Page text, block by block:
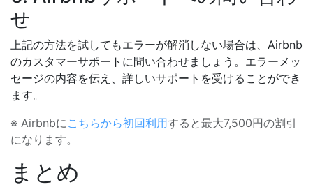
せ
上記の方法を試してもエラーが解消しない場合は、Airbnb
のカスタマーサポートに問い合わせましょう。エラーメッ
セージの内容を伝え、詳しいサポートを受けることができ
ます。
※ Airbnbにこちらから初回利用すると最大7,500円の割引
になります。
まとめ